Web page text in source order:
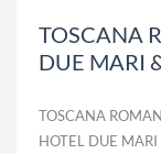
TOSCANA
DUE MARI
TOSCANA
HOTEL DUE